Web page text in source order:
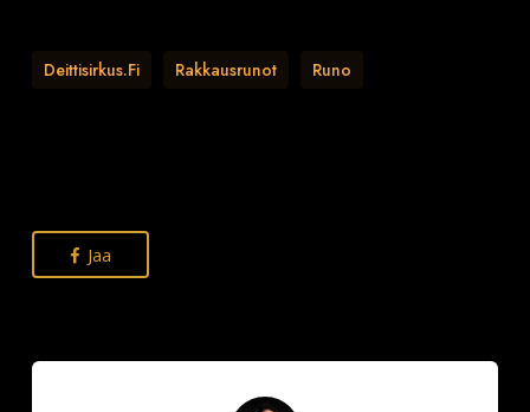
Deittisirkus.fi Rakkausrunot Runo
Jaa